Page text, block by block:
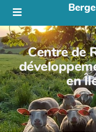
Centre de
en